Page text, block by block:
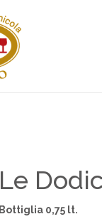
Le
Bottiglia 0,75 lt.